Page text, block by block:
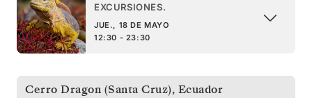
EXCURSIONES.
JUE., 18 DE MAYO
12:30 - 23:30
Cerro Dragon (Santa Cruz), Ecuador